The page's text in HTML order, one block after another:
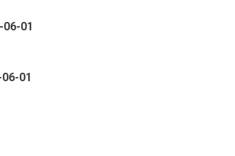
01
01